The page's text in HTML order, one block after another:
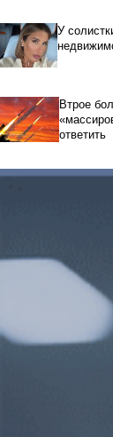
У
Втрое
ответить